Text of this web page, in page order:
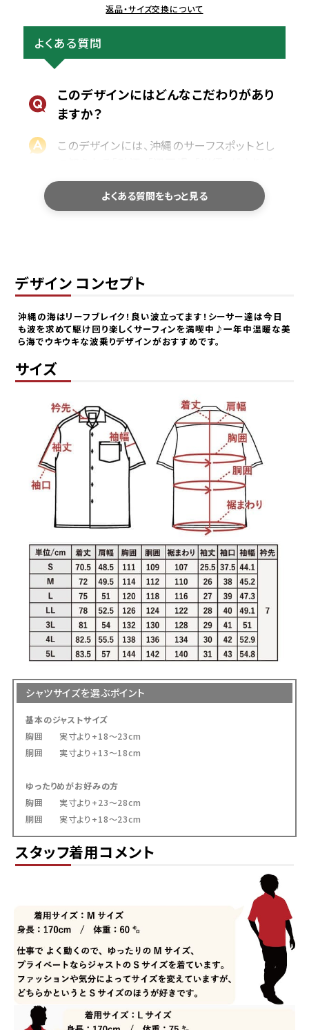
返品・サイズ交換について
よくある質問
このデザインにはどんなこだわりがあり
ますか？
このデザインには、沖縄のサーフスポットとし
なく描かれています。
沖縄の海をよく知る方やサーフィン好きの方
なら、思わず気づいて楽しめるような、通好み
れているシーサーを、マンゴハウスらしくPOP
で楽しい雰囲気に仕上げた一枚です。
普段着ているシャツと同じサイズで大丈
夫ですか？
基本的にレギュラーフィットは、普段お召しの
シャツと同じサイズを目安にお選びいただけ
ます。
サイズ選びで迷われた際は、商品ページのサ
イズ表に記載している「身幅・肩幅・着丈」を、
お手持ちのシャツと平置きで比較していただ
くと、より安心してお選びいただけます。
洗濯機で洗えますか？
ご家庭でお洗濯いただけます。型崩れや色落
ちを防ぐため、洗濯ネットの使用をおすすめし
ております。
乾燥機のご使用や、濡れたまま長時間放置す
ることはお避けください。洗濯後は形を整え
ます。
サイズが合わなかった場合、交換できま
すか？
未使用・タグ付きで、再販可能な状態の商品
であれば、お客様都合の場合でも交換対応を
承っております。
交換にかかる往復送料につきましては、お客
様ご負担にてお願いしております。
送料はどのくらいかかりますか？
ネコポスをご利用の場合は全国一律385円
（税込）です。
宅配便は838円（税込）、沖縄県内は471円
（税込）となります。
また、16,500円（税込）以上のお買い上げで
よくある質問をもっと見る
デザイン コンセプト
沖縄の海はリーフブレイク！良い波立ってます！シーサー達は今日
も波を求めて駆け回り楽しくサーフィンを満喫中♪一年中温暖な美
ら海でウキウキな波乗りデザインがおすすめです。
サイズ
シャツサイズを選ぶポイント
基本のジャストサイズ
胸囲 実寸より+18～23cm
胴囲 実寸より+13～18cm
ゆったりめがお好みの方
胸囲 実寸より+23～28cm
胴囲 実寸より+18～23cm
スタッフ着用コメント